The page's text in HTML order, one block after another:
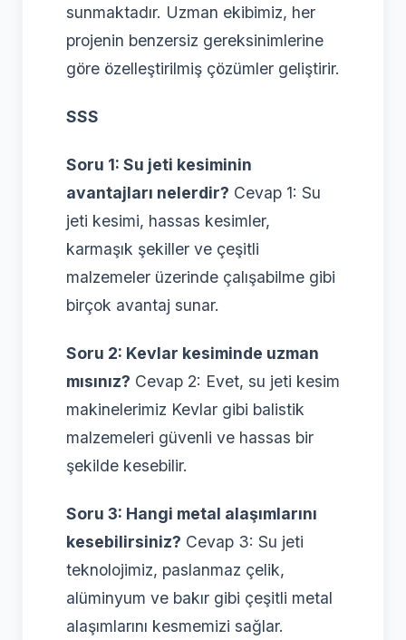
sunmaktadır. Uzman ekibimiz, her
projenin benzersiz gereksinimlerine
göre özelleştirilmiş çözümler geliştirir.
SSS
Soru 1: Su jeti kesiminin
avantajları nelerdir? Cevap 1: Su
jeti kesimi, hassas kesimler,
karmaşık şekiller ve çeşitli
malzemeler üzerinde çalışabilme gibi
birçok avantaj sunar.
Soru 2: Kevlar kesiminde uzman
mısınız? Cevap 2: Evet, su jeti kesim
makinelerimiz Kevlar gibi balistik
malzemeleri güvenli ve hassas bir
şekilde kesebilir.
Soru 3: Hangi metal alaşımlarını
kesebilirsiniz? Cevap 3: Su jeti
teknolojimiz, paslanmaz çelik,
alüminyum ve bakır gibi çeşitli metal
alaşımlarını kesmemizi sağlar.